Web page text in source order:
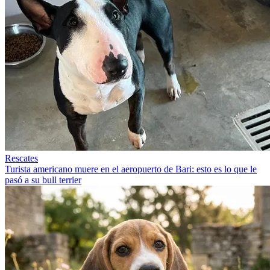
Rescates
Turista americano muere en el aeropuerto de Bari: esto es lo que le
pasó a su bull terrier